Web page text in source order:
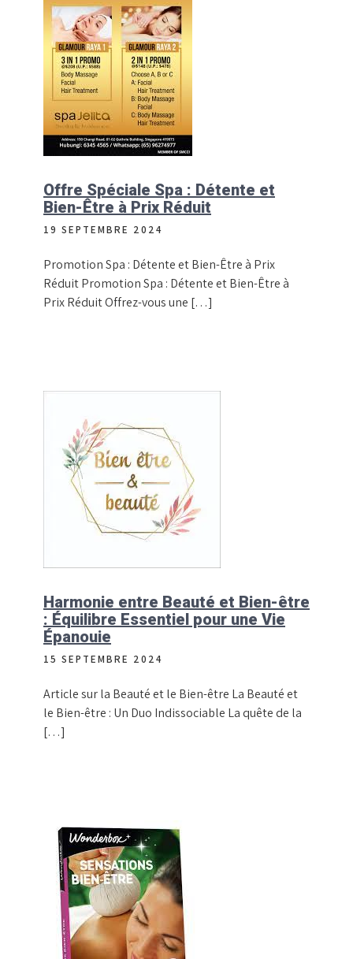
Offre Spéciale Spa : Détente et
Bien-Être à Prix Réduit
19 SEPTEMBRE 2024
Promotion Spa : Détente et Bien-Être à Prix
Réduit Promotion Spa : Détente et Bien-Être à
Prix Réduit Offrez-vous une […]
Harmonie entre Beauté et Bien-être
: Équilibre Essentiel pour une Vie
Épanouie
15 SEPTEMBRE 2024
Article sur la Beauté et le Bien-être La Beauté et
le Bien-être : Un Duo Indissociable La quête de la
[…]